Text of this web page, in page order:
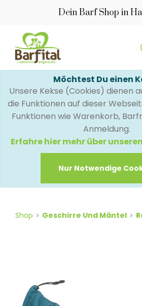
Dein Barf Shop in
Möchtest Du einen
Unsere Kekse (Cookies) dienen
die Funktionen auf dieser
Funktionen wie Warenkorb,
Anmeldung.
Erfahre hier mehr über
Nur Notwendige
Shop Geschirre Und Mäntel